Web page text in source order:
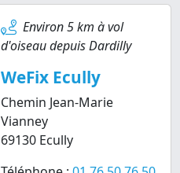
Environ 5 km à vol
d'oiseau depuis Dardilly
WeFix Ecully
Chemin Jean-Marie
Vianney
69130 Ecully